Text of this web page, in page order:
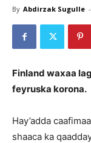
By Abdirzak Sugulle -
Finland waxaa
feyruska korona.
Hay’adda
shaaca ka